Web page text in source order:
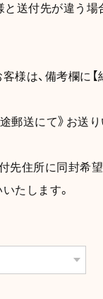
と送付先が違う
様は、備考欄に【
郵送にて》お送り
先住所に同封希
たします。